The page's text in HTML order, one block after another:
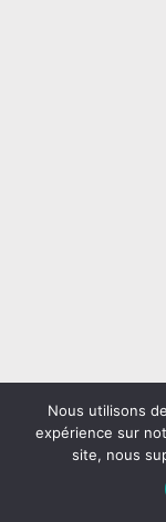
Nous utilisons
expérience sur
site, nous